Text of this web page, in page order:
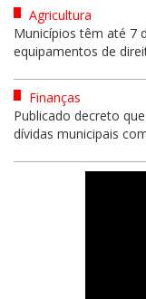
Agricultura
Municípios têm até 7
equipamentos de
Finanças
Publicado decreto
dívidas municipais